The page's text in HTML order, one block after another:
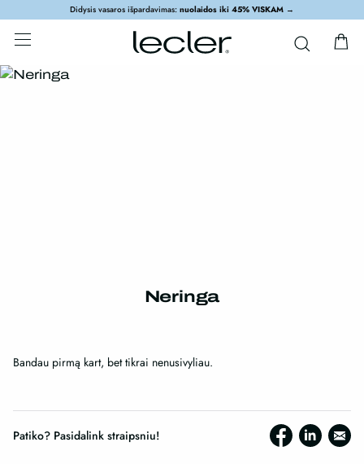
Didysis vasaros išpardavimas: nuolaidos iki 45% VISKAM →
Neringa
Bandau pirmą kart, bet tikrai nenusivyliau.
Patiko? Pasidalink straipsniu!